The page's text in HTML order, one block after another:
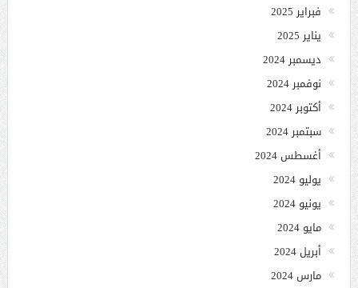
فبراير 2025
يناير 2025
ديسمبر 2024
نوفمبر 2024
أكتوبر 2024
سبتمبر 2024
أغسطس 2024
يوليو 2024
يونيو 2024
مايو 2024
أبريل 2024
مارس 2024